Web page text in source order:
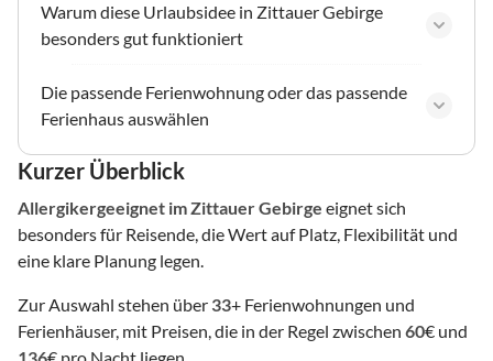
Warum diese Urlaubsidee in Zittauer Gebirge
besonders gut funktioniert
Die passende Ferienwohnung oder das passende
Ferienhaus auswählen
Kurzer Überblick
Allergikergeeignet im Zittauer Gebirge eignet sich
besonders für Reisende, die Wert auf Platz, Flexibilität und
eine klare Planung legen.
Zur Auswahl stehen über 33+ Ferienwohnungen und
Ferienhäuser, mit Preisen, die in der Regel zwischen 60€ und
136€ pro Nacht liegen.